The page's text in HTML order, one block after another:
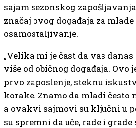
sajam sezonskog
značaj ovog događaja za
osamostaljivanje.
„Velika mi je čast da vas
više od običnog događaja.
prvo zaposlenje, steknu
korake. Znamo da mladi često
a ovakvi sajmovi su ključni u
su spremni da uče, rade i